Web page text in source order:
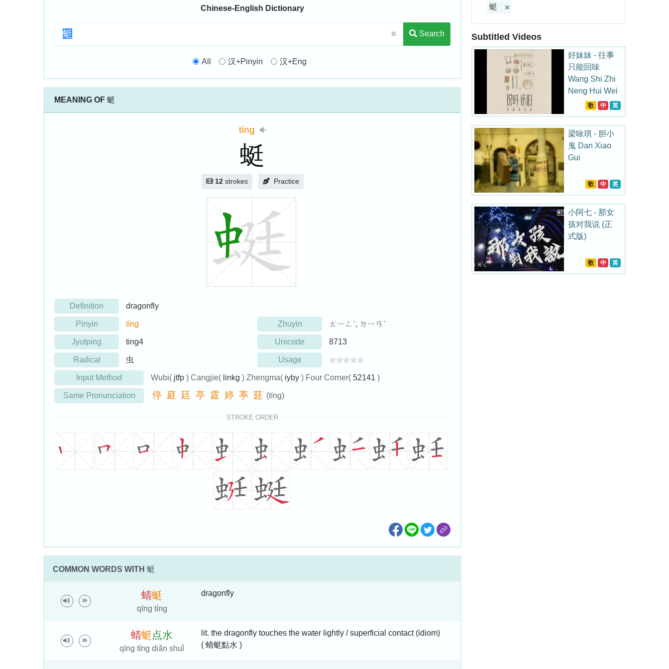
Chinese-English Dictionary
Search
All 汉+Pinyin 汉+Eng
MEANING OF 蜓
tíng
蜓
12strokes Practice
Definition dragonfly
Pinyin tíng Zhuyin ㄊㄧㄥˊ, ㄉㄧㄢˋ
Jyutping ting4 Unicode 8713
Radical 虫 Usage
Input Method Wubi( jtfp ) Cangjie( linkg ) Zhengma( iyby ) Four Corner( 52141 )
Same Pronunciation 停 庭 廷 亭 霆 婷 葶 莛 (tíng)
STROKE ORDER
COMMON WORDS WITH 蜓
蜻蜓
qīng tíng
dragonfly
蜻蜓点水
qīng tíng diǎn shuǐ
lit. the dragonfly touches the water lightly / superficial contact (idiom)
( 蜻蜓點水 )
蜓
Subtitled Videos
好妹妹 - 往事
只能回味
Wang Shi Zhi
Neng Hui Wei
歌 中 英
梁咏琪 - 胆小
鬼 Dan Xiao
Gui
歌 中 英
小阿七 - 那女
孩对我说 (正
式版)
歌 中 英